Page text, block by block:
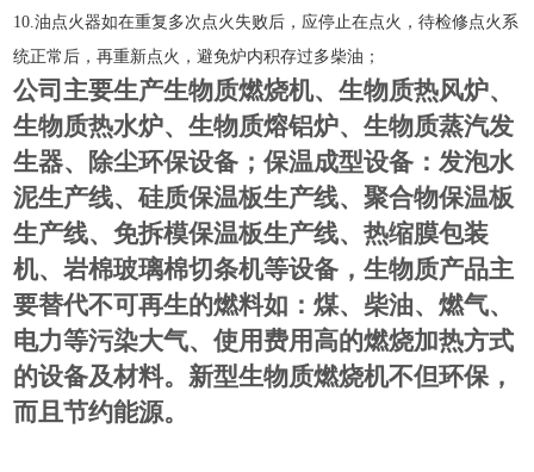
10.油点火器如在重复多次点火失败后，应停止在点火，待检修点火系
统正常后，再重新点火，避免炉内积存过多柴油；
公司主要生产生物质燃烧机、生物质热风炉、
生物质热水炉、生物质熔铝炉、生物质蒸汽发
生器、除尘环保设备；保温成型设备：发泡水
泥生产线、硅质保温板生产线、聚合物保温板
生产线、免拆模保温板生产线、热缩膜包装
机、岩棉玻璃棉切条机等设备，生物质产品主
要替代不可再生的燃料如：煤、柴油、燃气、
电力等污染大气、使用费用高的燃烧加热方式
的设备及材料。新型生物质燃烧机不但环保，
而且节约能源。